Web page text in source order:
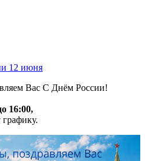
12 июня
Вас С Днём России!
16:00,